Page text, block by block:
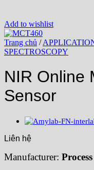
Add to wishlist
Trang chủ /
SPECTROSCOPY
NIR Online
Sensor
Liên hệ
Manufacturer: